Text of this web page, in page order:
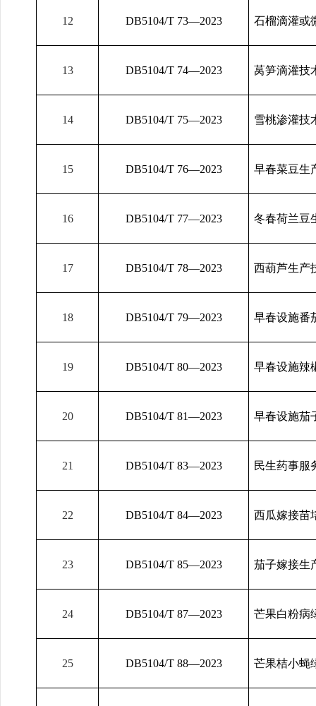
12 DB5104/T 73—2023 石榴滴灌或
13 DB5104/T 74—2023 莴笋滴灌技
14 DB5104/T 75—2023 雪桃渗灌技
15 DB5104/T 76—2023 早春菜豆生
16 DB5104/T 77—2023 冬春荷兰豆
17 DB5104/T 78—2023 西葫芦生产
18 DB5104/T 79—2023 早春设施番
19 DB5104/T 80—2023 早春设施辣
20 DB5104/T 81—2023 早春设施茄
21 DB5104/T 83—2023 民生药事服
22 DB5104/T 84—2023 西瓜嫁接苗
23 DB5104/T 85—2023 茄子嫁接生
24 DB5104/T 87—2023 芒果白粉病
25 DB5104/T 88—2023 芒果桔小蝇